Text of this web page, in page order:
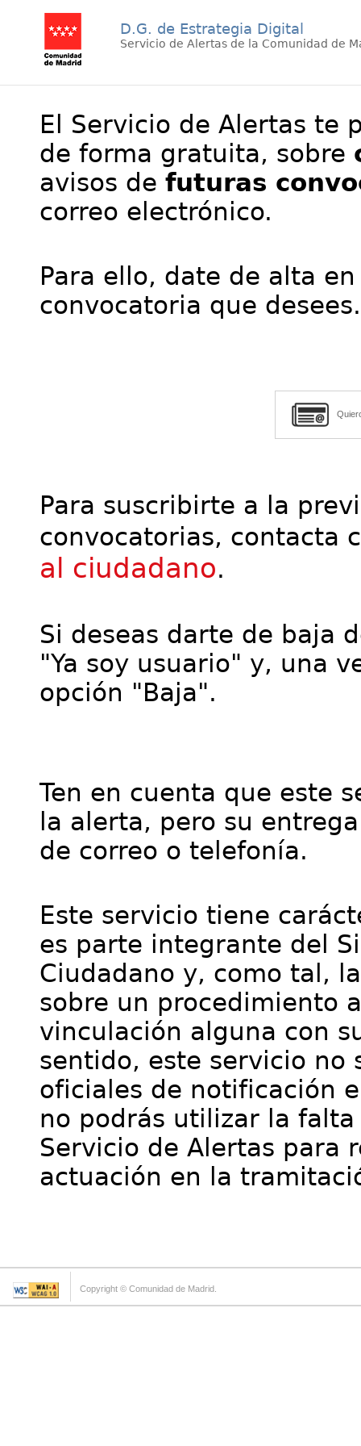
D.G. de Estrategia Digital
Servicio de Alertas de la Comunidad de
El Servicio de Alertas te
de forma gratuita, sobre
avisos de futuras
correo electrónico.
Para ello, date de alta
convocatoria que desees.
Para suscribirte a la
convocatorias, contacta
al ciudadano.
Si deseas darte de baja
"Ya soy usuario" y, una
opción "Baja".
Ten en cuenta que este
la alerta, pero su
de correo o telefonía.
Este servicio tiene
es parte integrante del
Ciudadano y, como tal,
sobre un procedimiento
vinculación alguna con
sentido, este servicio no
oficiales de notificación
no podrás utilizar la
Servicio de Alertas para
actuación en la
Copyright © Comunidad de Madrid.